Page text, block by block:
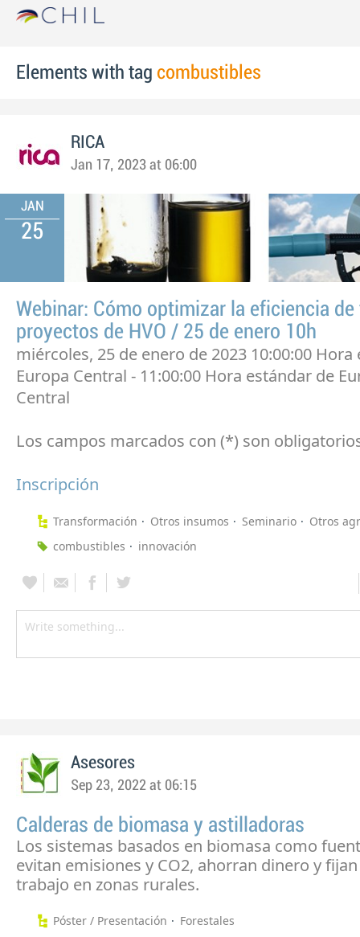
Elements with tag combustibles
RICA
Jan 17, 2023 at 06:00
JAN
25
Webinar: Cómo optimizar la eficiencia
proyectos de HVO / 25 de enero 10h
miércoles, 25 de enero de 2023 10:00:00
Europa Central - 11:00:00 Hora estándar de
Central
Los campos marcados con (*) son
Inscripción
Transformación Otros insumos Seminario
Otros
combustibles
innovación
Asesores
Sep 23, 2022 at 06:15
Calderas de biomasa y astilladoras
Los sistemas basados en biomasa como
evitan emisiones y CO2, ahorran dinero y
trabajo en zonas rurales.
Póster / Presentación
Forestales